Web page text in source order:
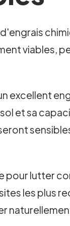
viables,
excellent
et sa
pour lutter
les plus